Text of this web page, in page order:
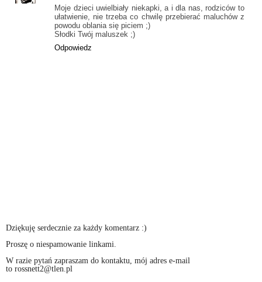
Moje dzieci uwielbiały niekapki, a i dla nas, rodziców to
ułatwienie, nie trzeba co chwilę przebierać maluchów z
powodu oblania się piciem ;)
Słodki Twój maluszek ;)
Odpowiedz
Dziękuję serdecznie za każdy komentarz :)
Proszę o niespamowanie linkami.
W razie pytań zapraszam do kontaktu, mój adres e-mail
to rossnett2@tlen.pl